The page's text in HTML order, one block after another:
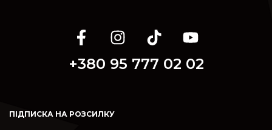
+380 95 777 02 02
ПІДПИСКА НА РОЗСИЛКУ